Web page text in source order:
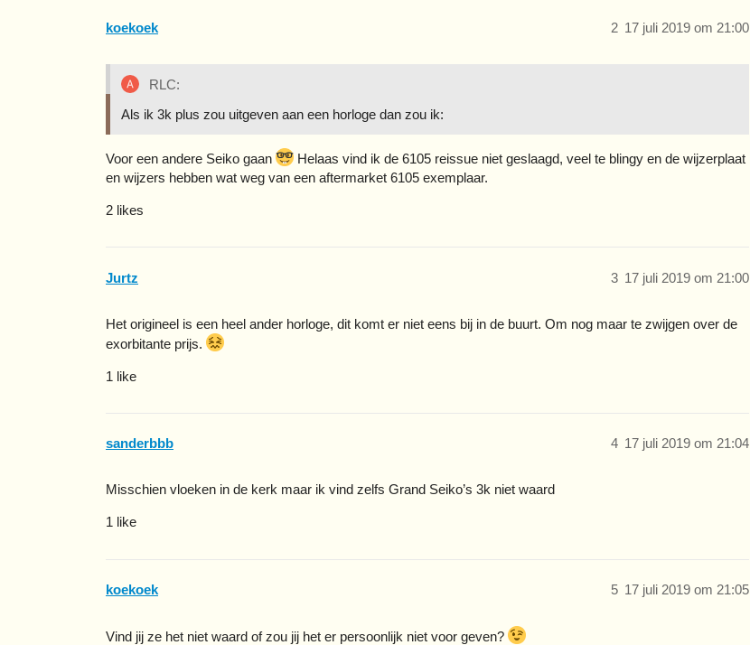
koekoek 17 juli 2019 om 21:00
2
RLC:
Als ik 3k plus zou uitgeven aan een horloge dan zou ik:
Voor een andere Seiko gaan
Helaas vind ik de 6105 reissue niet geslaagd, veel te blingy en de wijzerplaat
en wijzers hebben wat weg van een aftermarket 6105 exemplaar.
2 likes
Jurtz 17 juli 2019 om 21:00
3
Het origineel is een heel ander horloge, dit komt er niet eens bij in de buurt. Om nog maar te zwijgen over de
exorbitante prijs.
1 like
sanderbbb 17 juli 2019 om 21:04
4
Misschien vloeken in de kerk maar ik vind zelfs Grand Seiko’s 3k niet waard
1 like
koekoek 17 juli 2019 om 21:05
5
Vind jij ze het niet waard of zou jij het er persoonlijk niet voor geven?